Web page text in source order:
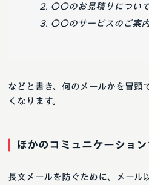
〇〇のお見積りについ
〇〇のサービスのご案
などと書き、何のメールかを冒頭
くなります。
ほかのコミュニケーショ
長文メールを防ぐために、メール